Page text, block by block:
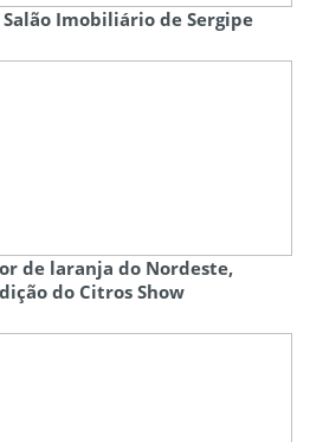
Imobiliário de Sergipe
de laranja do Nordeste,
do Citros Show